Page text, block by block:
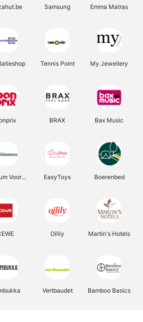
Samsung Emma Matras
Tennis Point My Jewellery
BRAX Bax Music
Centrum Voor Avondonderwijs EasyToys Boerenbed
Oilily Martin's Hotels
Vertbaudet Bamboo Basics